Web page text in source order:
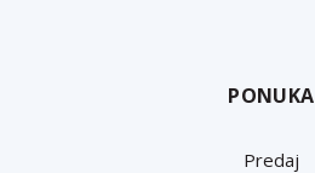
PONUKA
Predaj